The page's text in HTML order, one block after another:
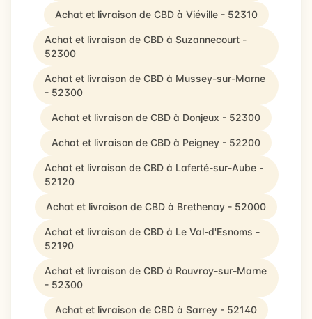
Achat et livraison de CBD à Viéville - 52310
Achat et livraison de CBD à Suzannecourt -
52300
Achat et livraison de CBD à Mussey-sur-Marne
- 52300
Achat et livraison de CBD à Donjeux - 52300
Achat et livraison de CBD à Peigney - 52200
Achat et livraison de CBD à Laferté-sur-Aube -
52120
Achat et livraison de CBD à Brethenay - 52000
Achat et livraison de CBD à Le Val-d'Esnoms -
52190
Achat et livraison de CBD à Rouvroy-sur-Marne
- 52300
Achat et livraison de CBD à Sarrey - 52140